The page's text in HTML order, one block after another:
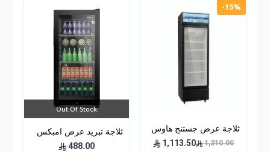
-15%
ثلاجة عرض جستنج هاوس
230 لتر
1,310.00
1,113.50
Out Of Stock
ثلاجة تبريد عرض امبكس
3 قدم – باب زجاج – اسود
488.00